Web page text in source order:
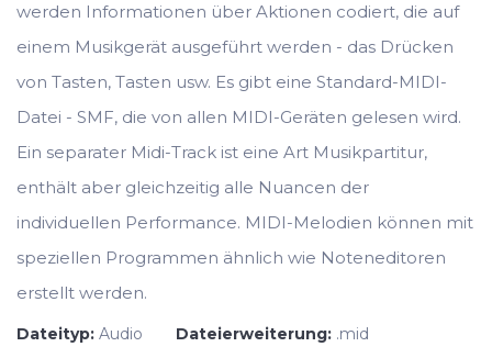
werden Informationen über Aktionen codiert, die auf
einem Musikgerät ausgeführt werden - das Drücken
von Tasten, Tasten usw. Es gibt eine Standard-MIDI-
Datei - SMF, die von allen MIDI-Geräten gelesen wird.
Ein separater Midi-Track ist eine Art Musikpartitur,
enthält aber gleichzeitig alle Nuancen der
individuellen Performance. MIDI-Melodien können mit
speziellen Programmen ähnlich wie Noteneditoren
erstellt werden.
Dateityp: Audio Dateierweiterung: .mid